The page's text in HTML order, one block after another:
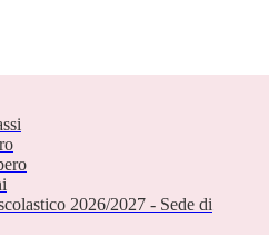
2026/2027 - Sede di